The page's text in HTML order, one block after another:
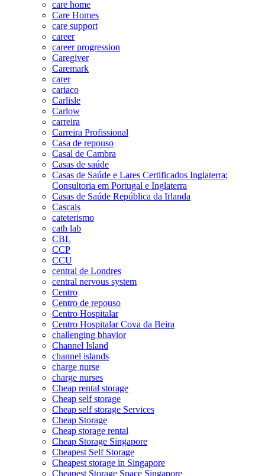
care home
Care Homes
care support
career
career progression
Caregiver
Caremark
carer
cariaco
Carlisle
Carlow
carreira
Carreira Profissional
Casa de repouso
Casal de Cambra
Casas de saúde
Casas de Saúde e Lares Certificados Inglaterra;
Consultoria em Portugal e Inglaterra
Casas de Saúde República da Irlanda
Cascais
cateterismo
cath lab
CBL
CCP
CCU
central de Londres
central nervous system
Centro
Centro de repouso
Centro Hospitalar
Centro Hospitalar Cova da Beira
challenging bhavior
Channel Island
channel islands
charge nurse
charge nurses
Cheap rental storage
Cheap self storage
Cheap self storage Services
Cheap Storage
Cheap storage rental
Cheap Storage Singapore
Cheapest Self Storage
Cheapest storage in Singapore
Cheapest Storage Space Singapore